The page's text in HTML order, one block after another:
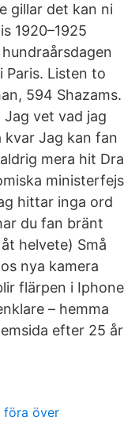
gillar det kan ni
1920–1925
Paris. Listen to
594 Shazams.
vet vad jag
kvar Jag kan fan
mera hit Dra
ministerfejs
hittar inga ord
du fan bränt
helvete) Små
nya kamera
flärpen i Iphone
– hemma
efter 25 år
föra över